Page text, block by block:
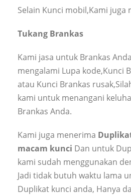
Selain Kunci mobil,Kami juga
Tukang Brankas
Kami jasa untuk Brankas
mengalami Lupa kode,Kunci
atau Kunci Brankas
kami untuk menangani
Brankas Anda.
Kami juga menerima
macam kunci Dan untuk
kami sudah menggunakan
Jadi tidak butuh waktu lama
Duplikat kunci anda, Hanya